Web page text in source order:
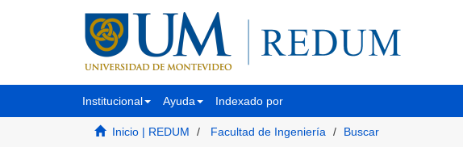
Institucional Ayuda Indexado por
Inicio | REDUM Facultad de Ingeniería Buscar